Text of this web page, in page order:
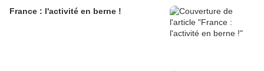
France : l'activité en berne !